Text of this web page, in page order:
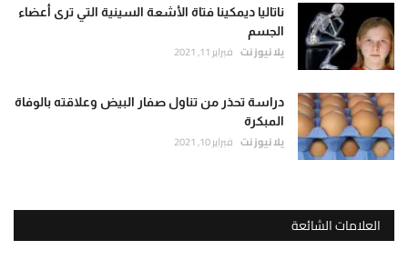
ناتاليا ديمكينا فتاة الأشعة السينية التي ترى أعضاء
الجسم
يلا نيوز نت فبراير 11, 2021
دراسة تحذر من تناول صفار البيض وعلاقته بالوفاة
المبكرة
يلا نيوز نت فبراير 10, 2021
العلامات الشائعة